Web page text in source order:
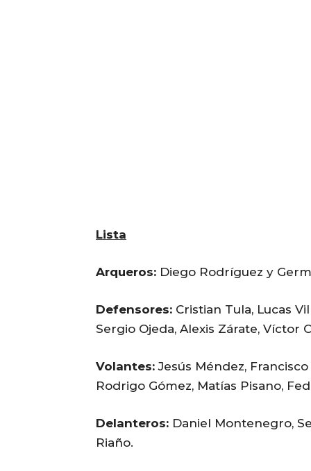
Lista
Arqueros: Diego Rodríguez y
Defensores: Cristian Tula, Lucas
Sergio Ojeda, Alexis Zárate, Víctor
Volantes: Jesús Méndez,
Rodrigo Gómez, Matías Pisano,
Delanteros: Daniel Montenegro,
Riaño.